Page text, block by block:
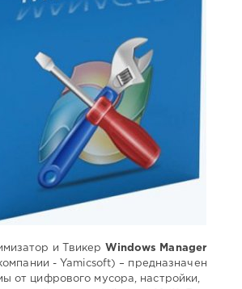
и Твикер
Windows Manager
- Yamicsoft) – предназначен
от цифрового мусора, настройки,